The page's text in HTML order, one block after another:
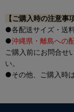
【ご購入時の注意事項
●各配送サイズ・送
●沖縄県・離島への
ご購入前にお問合せ
い。
●その他、ご購入時